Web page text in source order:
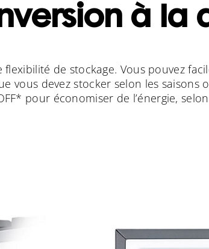
à la
de stockage. Vous pouvez
vous devez stocker selon les saisons
pour économiser de l’énergie,